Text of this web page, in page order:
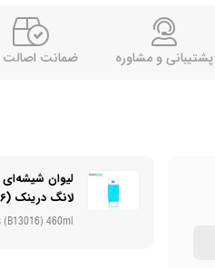
پشتیبانی و مشاوره ضمانت اصالت
لانگ درینک (B13016) اوشن
(B13016) 460ml